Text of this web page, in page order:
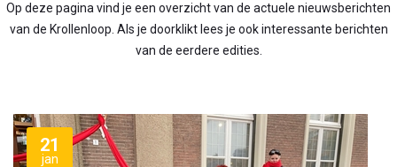
Op deze pagina vind je een overzicht van de actuele nieuwsberichten
van de Krollenloop. Als je doorklikt lees je ook interessante berichten
van de eerdere edities.
21
jan